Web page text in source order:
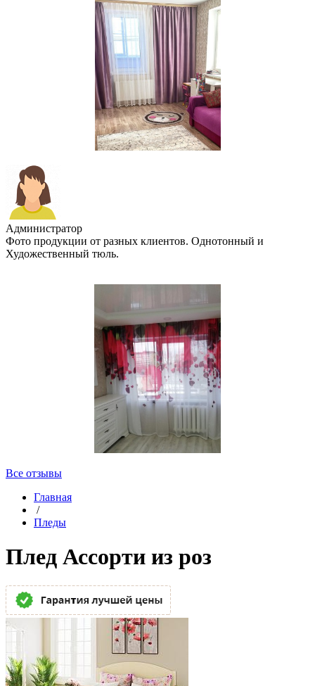
Администратор
Фото продукции от разных клиентов. Однотонный и
Художественный тюль.
Все отзывы
Главная
/
Пледы
Плед Ассорти из роз